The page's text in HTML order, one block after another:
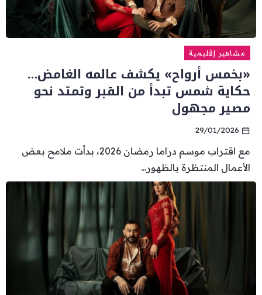
مشاهير إقليمية
«بخمس أرواح» يكشف عالمه الغامض…
حكاية شمس تبدأ من القبر وتمتد نحو
مصير مجهول
29/01/2026
مع اقتراب موسم دراما رمضان 2026، بدأت ملامح بعض
الأعمال المنتظرة بالظهور...